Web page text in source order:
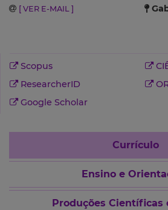
[ VER E-MAIL ]
Scopus
ResearcherID
Google Scholar
Currículo
Ensino e
Produções Científicas